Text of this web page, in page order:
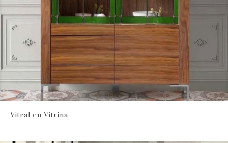
Vitral en Vitrina